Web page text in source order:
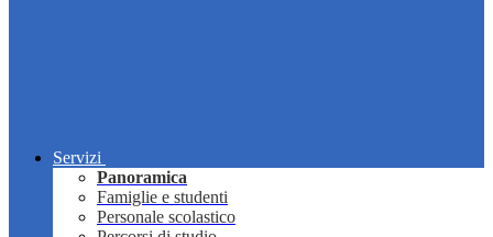
Servizi
Panoramica
Famiglie e studenti
Personale scolastico